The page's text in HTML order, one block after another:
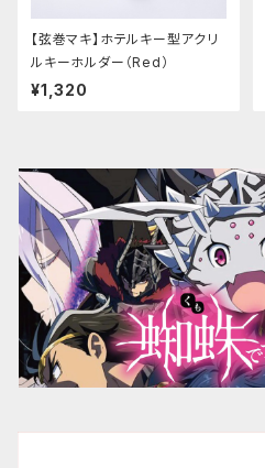
【弦巻マキ】ホテルキー型アクリ
ルキーホルダー（Red）
¥1,320